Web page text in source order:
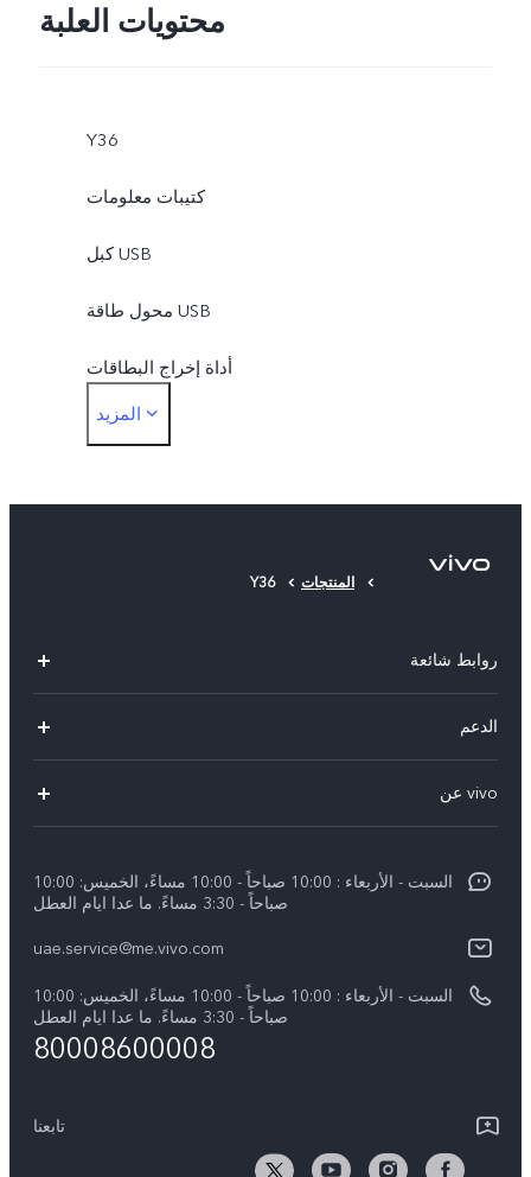
محتويات العلبة
Y36
كتيبات معلومات
كبل USB
محول طاقة USB
أداة إخراج البطاقات
حافظة الهاتف
المزيد
المنتجات Y36
روابط شائعة
X300 (New)
X200 FE (New)
Y39 5G
Y04
الدعم
مركز الخدمة
Funtouch OS
بيان الخصوصية بشأن خدمة العملاء
تنزيل جداول LUT لاستعادة السجل
vivo عن
الأخبار
الإشعارات القانونية
نبذة عنا
الأخبار
السبت - الأربعاء : 10:00 صباحاً - 10:00 مساءً، الخميس: 10:00
صباحاً - 3:30 مساءً. ما عدا ايام العطل
uae.service@me.vivo.com
السبت - الأربعاء : 10:00 صباحاً - 10:00 مساءً، الخميس: 10:00
صباحاً - 3:30 مساءً. ما عدا ايام العطل
80008600008
تابعنا